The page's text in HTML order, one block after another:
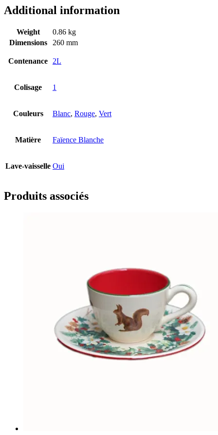
Additional information
Weight
0.86 kg
Dimensions
260 mm
Contenance 2L
Colisage 1
Couleurs Blanc, Rouge, Vert
Matière Faïence Blanche
Lave-vaisselle Oui
Produits associés